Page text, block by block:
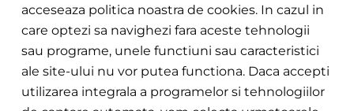
acceseaza politica noastra de cookies. In cazul in
care optezi sa navighezi fara aceste tehnologii
sau programe, unele functiuni sau caracteristici
ale site-ului nu vor putea functiona. Daca accepti
utilizarea integrala a programelor si tehnologiilor